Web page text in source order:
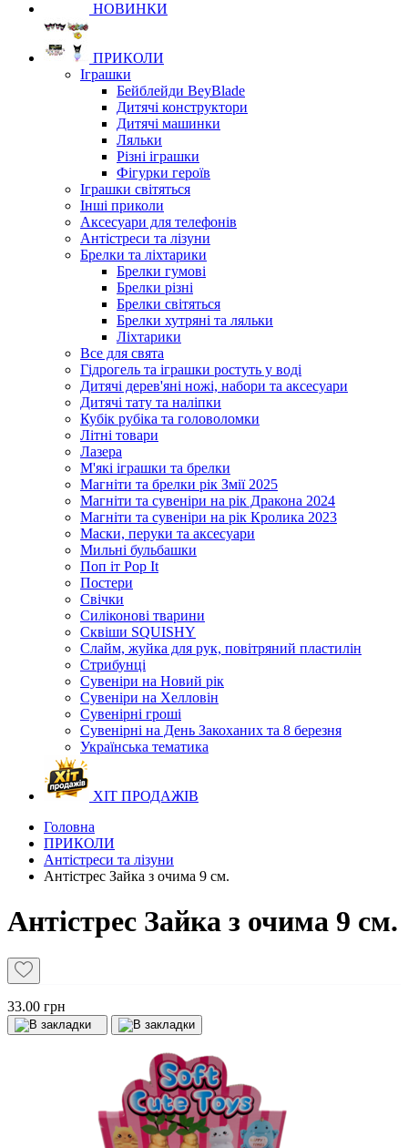
НОВИНКИ
ПРИКОЛИ
Іграшки
Бейблейди BeyBlade
Дитячі конструктори
Дитячі машинки
Ляльки
Різні іграшки
Фігурки героїв
Іграшки світяться
Інші приколи
Аксесуари для телефонів
Антістреси та лізуни
Брелки та ліхтарики
Брелки гумові
Брелки різні
Брелки світяться
Брелки хутряні та ляльки
Ліхтарики
Все для свята
Гідрогель та іграшки ростуть у воді
Дитячі дерев'яні ножі, набори та аксесуари
Дитячі тату та наліпки
Кубік рубіка та головоломки
Літні товари
Лазера
М'які іграшки та брелки
Магніти та брелки рік Змії 2025
Магніти та сувеніри на рік Дракона 2024
Магніти та сувеніри на рік Кролика 2023
Маски, перуки та аксесуари
Мильні бульбашки
Поп іт Pop It
Постери
Свічки
Силіконові тварини
Сквіши SQUISHY
Слайм, жуйка для рук, повітряний пластилін
Стрибунці
Сувеніри на Новий рік
Сувеніри на Хелловін
Сувенірні гроші
Сувенірні на День Закоханих та 8 березня
Українська тематика
ХІТ ПРОДАЖІВ
Головна
ПРИКОЛИ
Антістреси та лізуни
Антістрес Зайка з очима 9 см.
Антістрес Зайка з очима 9 см.
33.00 грн